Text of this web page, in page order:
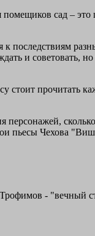
сад – это
последствиям
и советовать,
стоит прочитать
сколько
пьесы Чехова
- "вечный